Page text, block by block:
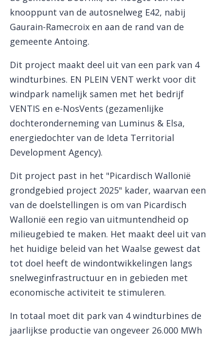
knooppunt van de autosnelweg E42, nabij
Gaurain-Ramecroix en aan de rand van de
gemeente Antoing.
Dit project maakt deel uit van een park van 4
windturbines. EN PLEIN VENT werkt voor dit
windpark namelijk samen met het bedrijf
VENTIS en e-NosVents (gezamenlijke
dochteronderneming van Luminus & Elsa,
energiedochter van de Ideta Territorial
Development Agency).
Dit project past in het "Picardisch Wallonië
grondgebied project 2025" kader, waarvan een
van de doelstellingen is om van Picardisch
Wallonië een regio van uitmuntendheid op
milieugebied te maken. Het maakt deel uit van
het huidige beleid van het Waalse gewest dat
tot doel heeft de windontwikkelingen langs
snelweginfrastructuur en in gebieden met
economische activiteit te stimuleren.
In totaal moet dit park van 4 windturbines de
jaarlijkse productie van ongeveer 26.000 MWh